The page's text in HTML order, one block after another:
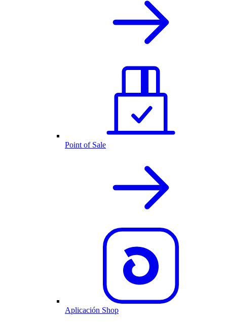
Point of Sale
Aplicación Shop